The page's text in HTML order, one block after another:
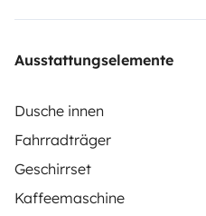
Ausstattungselemente
Dusche innen
Fahrradträger
Geschirrset
Kaffeemaschine